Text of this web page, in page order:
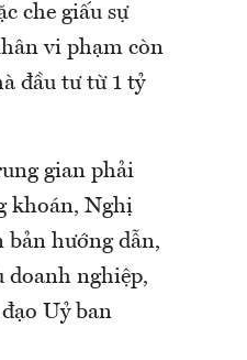
che giấu sự
vi phạm còn
đầu tư từ 1 tỷ
gian phải
khoán, Nghị
hướng dẫn,
nghiệp,
Uỷ ban